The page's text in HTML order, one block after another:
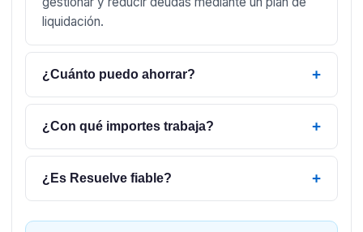
liquidación.
¿Cuánto puedo ahorrar? +
¿Con qué importes trabaja? +
¿Es Resuelve fiable? +